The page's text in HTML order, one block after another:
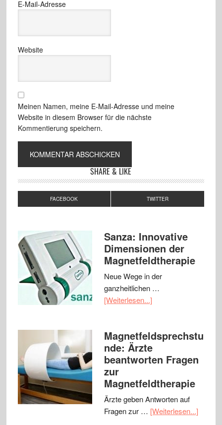
E-Mail-Adresse
Website
Meinen Namen, meine E-Mail-Adresse und meine
Website in diesem Browser für die nächste
Kommentierung speichern.
SHARE & LIKE
FACEBOOK TWITTER
Sanza: Innovative
Dimensionen der
Magnetfeldtherapie
Neue Wege in der
ganzheitlichen …
[Weiterlesen...]
Magnetfeldsprechstu
nde: Ärzte
beantworten Fragen
zur
Magnetfeldtherapie
Ärzte geben Antworten auf
Fragen zur … [Weiterlesen...]